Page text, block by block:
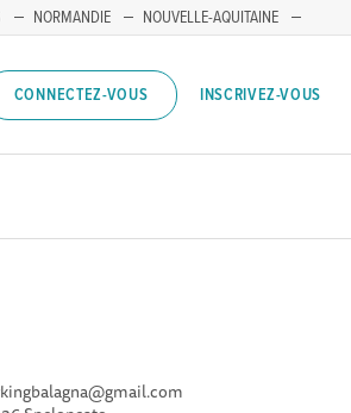
NORMANDIE
NOUVELLE-AQUITAINE
CONNECTEZ-VOUS INSCRIVEZ-VOUS